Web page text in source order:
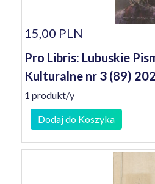
15,00 PLN
Pro Libris: Lubuskie
Kulturalne nr 3 (89)
1 produkt/y
Dodaj do Koszyka